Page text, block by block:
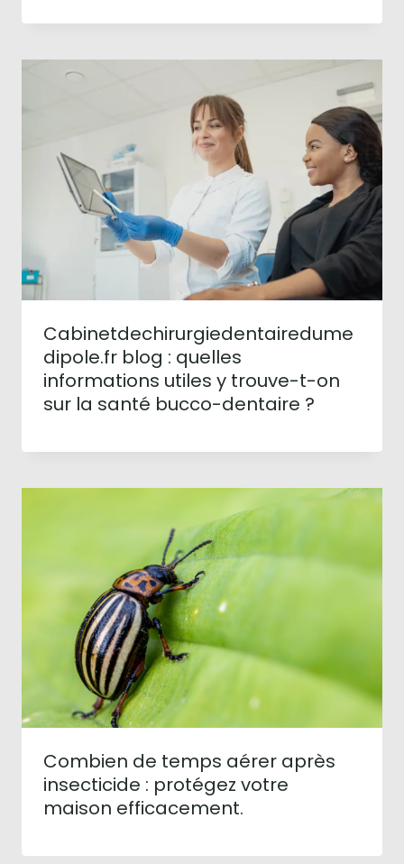
Cabinetdechirurgiedentairedume
dipole.fr blog : quelles
informations utiles y trouve-t-on
sur la santé bucco-dentaire ?
Combien de temps aérer après
insecticide : protégez votre
maison efficacement.